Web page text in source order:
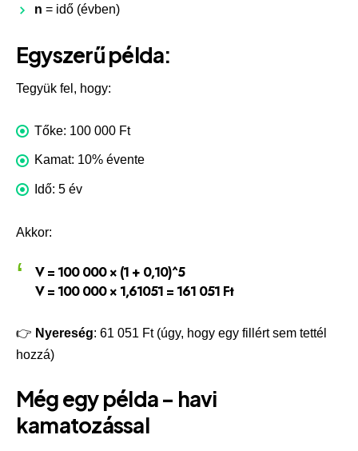
n = idő (évben)
Egyszerű példa:
Tegyük fel, hogy:
Tőke: 100 000 Ft
Kamat: 10% évente
Idő: 5 év
Akkor:
V = 100 000 × (1 + 0,10)^5
V = 100 000 × 1,61051 = 161 051 Ft
👉 Nyereség: 61 051 Ft (úgy, hogy egy fillért sem tettél
hozzá)
Még egy példa – havi
kamatozással